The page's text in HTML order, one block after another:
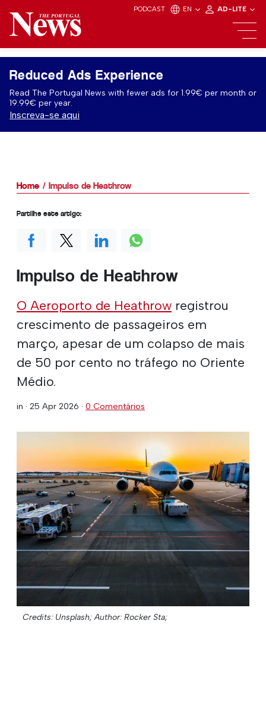
PODCAST EN AD-LITE
Reduced Ads Experience
Read The Portugal News with fewer ads for 1.99€ per month or
19.99€ per year.
Inscreva-se aqui
Home Impulso de Heathrow
Impulso de Heathrow
O Aeroporto de Heathrow registrou
crescimento de passageiros em
março, apesar de um colapso de mais
de 50 por cento no tráfego no Oriente
Médio.
in · 25 Apr 2026 · 0 Comentários
Credits: Unsplash; Author: Rocker Sta;
Partilhe este artigo: